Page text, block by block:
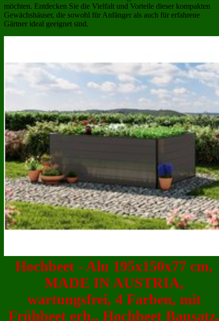
möchten. Entdecken Sie die Vielfalt und Vorteile dieser kompakten
Gewächshäuser, die sowohl für Anfänger als auch für erfahrene
Gärtner ideal geeignet sind.
Hochbeet - Alu 195x150x77 cm,
MADE IN AUSTRIA,
wartungsfrei, 4 Farben, mit
Frühbeet erh., Hochbeet Bausatz,